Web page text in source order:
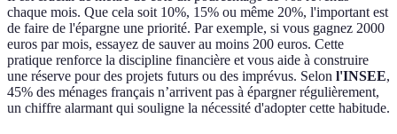
chaque mois. Que cela soit 10%, 15% ou même 20%, l'important est
de faire de l'épargne une priorité. Par exemple, si vous gagnez 2000
euros par mois, essayez de sauver au moins 200 euros. Cette
pratique renforce la discipline financière et vous aide à construire
une réserve pour des projets futurs ou des imprévus. Selon l'INSEE,
45% des ménages français n’arrivent pas à épargner régulièrement,
un chiffre alarmant qui souligne la nécessité d'adopter cette habitude.